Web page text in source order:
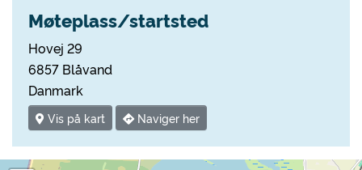
Møteplass/startsted
Hovej 29
6857 Blåvand
Danmark
Vis på kart Naviger her